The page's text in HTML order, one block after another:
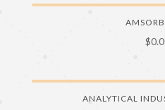
$
ANALYTICAL